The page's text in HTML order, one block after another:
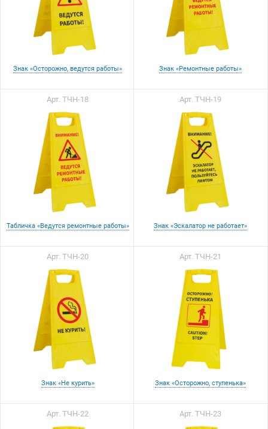
Знак «Осторожно, ведутся работы» Знак «Ремонтные работы»
Арт. ТЧН-18
Табличка «Ведутся ремонтные работы»
Арт. ТЧН-19
Знак «Эскалатор не работает»
Арт. ТЧН-20
Знак «Не курить»
Арт. ТЧН-21
Знак «Осторожно, ступенька»
Арт. ТЧН-22 Арт. ТЧН-23